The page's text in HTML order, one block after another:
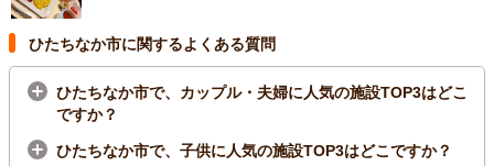
ひたちなか市に関するよくある質問
ひたちなか市で、カップル・夫婦に人気の施設TOP3はどこ
ですか？
ひたちなか市で、子供に人気の施設TOP3はどこですか？